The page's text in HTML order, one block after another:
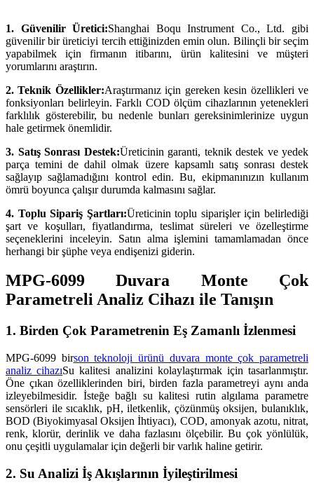
1. Güvenilir Üretici:Shanghai Boqu Instrument Co., Ltd. gibi
güvenilir bir üreticiyi tercih ettiğinizden emin olun. Bilinçli bir seçim
yapabilmek için firmanın itibarını, ürün kalitesini ve müşteri
yorumlarını araştırın.
2. Teknik Özellikler:Araştırmanız için gereken kesin özellikleri ve
fonksiyonları belirleyin. Farklı COD ölçüm cihazlarının yetenekleri
farklılık gösterebilir, bu nedenle bunları gereksinimlerinize uygun
hale getirmek önemlidir.
3. Satış Sonrası Destek:Üreticinin garanti, teknik destek ve yedek
parça temini de dahil olmak üzere kapsamlı satış sonrası destek
sağlayıp sağlamadığını kontrol edin. Bu, ekipmanınızın kullanım
ömrü boyunca çalışır durumda kalmasını sağlar.
4. Toplu Sipariş Şartları:Üreticinin toplu siparişler için belirlediği
şart ve koşulları, fiyatlandırma, teslimat süreleri ve özelleştirme
seçeneklerini inceleyin. Satın alma işlemini tamamlamadan önce
herhangi bir şüphe veya endişenizi giderin.
MPG-6099 Duvara Monte Çok
Parametreli Analiz Cihazı ile Tanışın
1. Birden Çok Parametrenin Eş Zamanlı İzlenmesi
MPG-6099 birson teknoloji ürünü duvara monte çok parametreli
analiz cihazıSu kalitesi analizini kolaylaştırmak için tasarlanmıştır.
Öne çıkan özelliklerinden biri, birden fazla parametreyi aynı anda
izleyebilmesidir. İsteğe bağlı su kalitesi rutin algılama parametre
sensörleri ile sıcaklık, pH, iletkenlik, çözünmüş oksijen, bulanıklık,
BOD (Biyokimyasal Oksijen İhtiyacı), COD, amonyak azotu, nitrat,
renk, klorür, derinlik ve daha fazlasını ölçebilir. Bu çok yönlülük,
onu çeşitli uygulamalar için değerli bir varlık haline getirir.
2. Su Analizi İş Akışlarının İyileştirilmesi